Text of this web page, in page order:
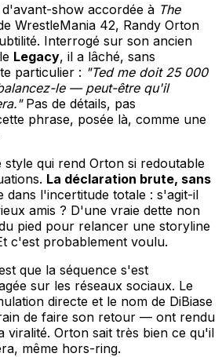
show accordée à The
WrestleMania 42, Randy Orton
Interrogé sur son ancien
Legacy, il a lâché, sans
particulier : "Ted me doit 25 000
le — peut-être qu'il
Pas de détails, pas
phrase, posée là, comme une
style qui rend Orton si redoutable
La déclaration brute, sans
dans l'incertitude totale : s'agit-il
amis ? D'une vraie dette non
pied pour relancer une storyline
c'est probablement voulu.
que la séquence s'est
sur les réseaux sociaux. Le
directe et le nom de DiBiase
de faire son retour — ont rendu
viralité. Orton sait très bien ce qu'il
même hors-ring.